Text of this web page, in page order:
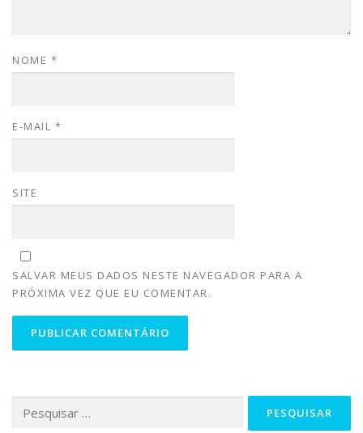
NOME *
E-MAIL *
SITE
SALVAR MEUS DADOS NESTE NAVEGADOR PARA A
PRÓXIMA VEZ QUE EU COMENTAR.